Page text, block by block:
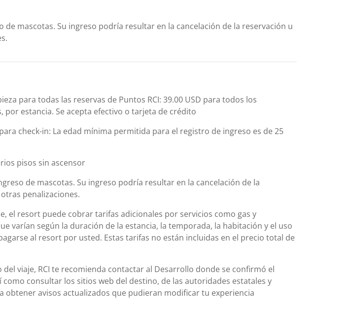
de mascotas. Su ingreso podría resultar en la cancelación de la reservación u
para todas las reservas de Puntos RCI: 39.00 USD para todos los
por estancia. Se acepta efectivo o tarjeta de crédito
check-in: La edad mínima permitida para el registro de ingreso es de 25
pisos sin ascensor
de mascotas. Su ingreso podría resultar en la cancelación de la
penalizaciones.
el resort puede cobrar tarifas adicionales por servicios como gas y
varían según la duración de la estancia, la temporada, la habitación y el uso
al resort por usted. Estas tarifas no están incluidas en el precio total de
del viaje, RCI te recomienda contactar al Desarrollo donde se confirmó el
como consultar los sitios web del destino, de las autoridades estatales y
obtener avisos actualizados que pudieran modificar tu experiencia